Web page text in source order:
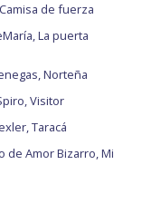
de fuerza
La puerta
Norteña
Visitor
Taracá
de Amor Bizarro, Mi